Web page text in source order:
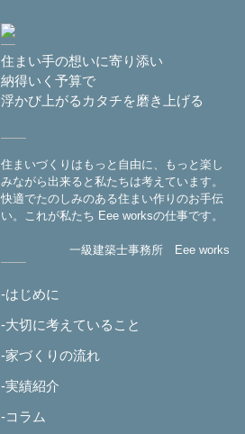
住まい手の想いに寄り添い
納得いく予算で
浮かび上がるカタチを磨き上げる
住まいづくりはもっと自由に、もっと楽し
みながら出来ると私たちは考えています。
快適でたのしみのある住まい作りのお手伝
い。これが私たち Eee worksの仕事です。
一級建築士事務所 Eee works
-はじめに
-大切に考えていること
-家づくりの流れ
-実績紹介
-コラム